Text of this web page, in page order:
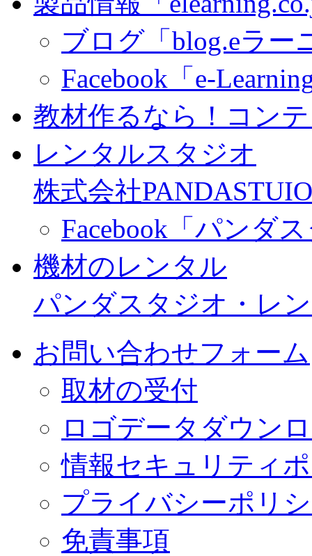
ブログ「blog.eラー
Facebook「e-
教材作るなら！コン
レンタルスタジオ
株式会社
Facebook「パンダ
機材のレンタル
パンダスタジオ・レ
お問い合わせフォーム
取材の受付
ロゴデータダウン
情報セキュリティ
プライバシーポリ
免責事項